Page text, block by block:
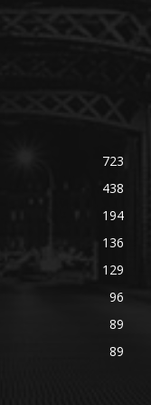
723
438
194
136
129
96
89
89